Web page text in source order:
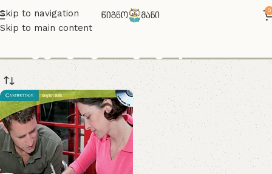
Skip to navigation
Skip to main content
0